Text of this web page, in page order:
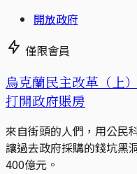
開放政府
僅限會員
烏克蘭民主改革（上
打開政府賬房
來自街頭的人們，用公民
讓過去政府採購的錢坑黑
400億元。